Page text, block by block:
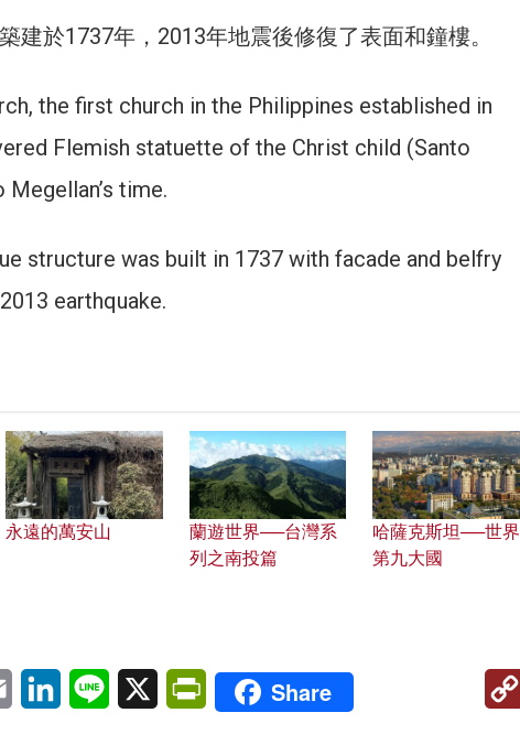
建於1737年，2013年地震後修復了表面和鐘樓。
the first church in the Philippines established in
Flemish statuette of the Christ child (Santo
time.
structure was built in 1737 with facade and belfry
earthquake.
永遠的萬安山
蘭遊世界──台灣系
列之南投篇
哈薩克斯坦──世界
第九大國
Email LinkedInLine X PrintFriendly
Share